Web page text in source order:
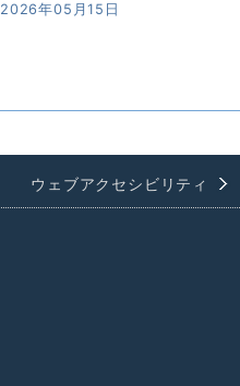
2026年05月15日
ウェブアクセシビリティ